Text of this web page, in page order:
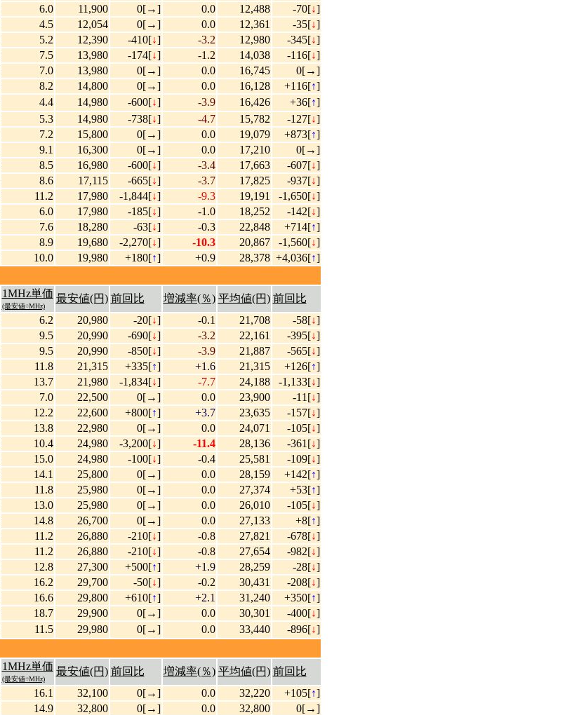
6.0 11,900 0[→] 0.0 12,488 -70[↓]
4.5 12,054 0[→] 0.0 12,361 -35[↓]
5.2 12,390 -410[↓] -3.2 12,980 -345[↓]
7.5 13,980 -174[↓] -1.2 14,038 -116[↓]
7.0 13,980 0[→] 0.0 16,745
0[→]
8.2 14,800 0[→] 0.0 16,128 +116[↑]
4.4 14,980 -600[↓] -3.9 16,426 +36[↑]
5.3 14,980 -738[↓] -4.7 15,782 -127[↓]
7.2 15,800 0[→] 0.0 19,079 +873[↑]
9.1 16,300 0[→] 0.0 17,210
0[→]
8.5 16,980 -600[↓] -3.4 17,663 -607[↓]
8.6 17,115 -665[↓] -3.7 17,825 -937[↓]
11.2 17,980 -1,844[↓] -9.3 19,191 -1,650[↓]
6.0 17,980 -185[↓] -1.0 18,252 -142[↓]
7.6 18,280 -63[↓] -0.3 22,848 +714[↑]
8.9 19,680 -2,270[↓] -10.3 20,867 -1,560[↓]
10.0 19,980 +180[↑] +0.9 28,378 +4,036[↑]
1MHz単価
(最安値÷MHz)
最安値(円) 前回比 増減率(％) 平均値(円) 前回比
6.2 20,980 -20[↓] -0.1 21,708 -58[↓]
9.5 20,990 -690[↓] -3.2 22,161 -395[↓]
9.5 20,990 -850[↓] -3.9 21,887 -565[↓]
11.8 21,315 +335[↑] +1.6 21,315 +126[↑]
13.7 21,980 -1,834[↓] -7.7 24,188 -1,133[↓]
7.0 22,500 0[→] 0.0 23,900 -11[↓]
12.2 22,600 +800[↑] +3.7 23,635 -157[↓]
13.8 22,980 0[→] 0.0 24,071 -105[↓]
10.4 24,980 -3,200[↓] -11.4 28,136 -361[↓]
15.0 24,980 -100[↓] -0.4 25,581 -109[↓]
14.1 25,800 0[→] 0.0 28,159 +142[↑]
11.8 25,980 0[→] 0.0 27,374 +53[↑]
13.0 25,980 0[→] 0.0 26,010 -105[↓]
14.8 26,700 0[→] 0.0 27,133 +8[↑]
11.2 26,880 -210[↓] -0.8 27,821 -678[↓]
11.2 26,880 -210[↓] -0.8 27,654 -982[↓]
12.8 27,300 +500[↑] +1.9 28,259 -28[↓]
16.2 29,700 -50[↓] -0.2 30,431 -208[↓]
16.6 29,800 +610[↑] +2.1 31,240 +350[↑]
18.7 29,900 0[→] 0.0 30,301 -400[↓]
11.5 29,980 0[→] 0.0 33,440 -896[↓]
1MHz単価
(最安値÷MHz)
最安値(円) 前回比 増減率(％) 平均値(円) 前回比
16.1 32,100 0[→] 0.0 32,220 +105[↑]
14.9 32,800 0[→] 0.0 32,800
0[→]